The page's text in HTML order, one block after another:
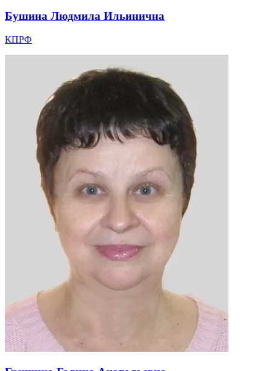
Бушина Людмила Ильинична
КПРФ